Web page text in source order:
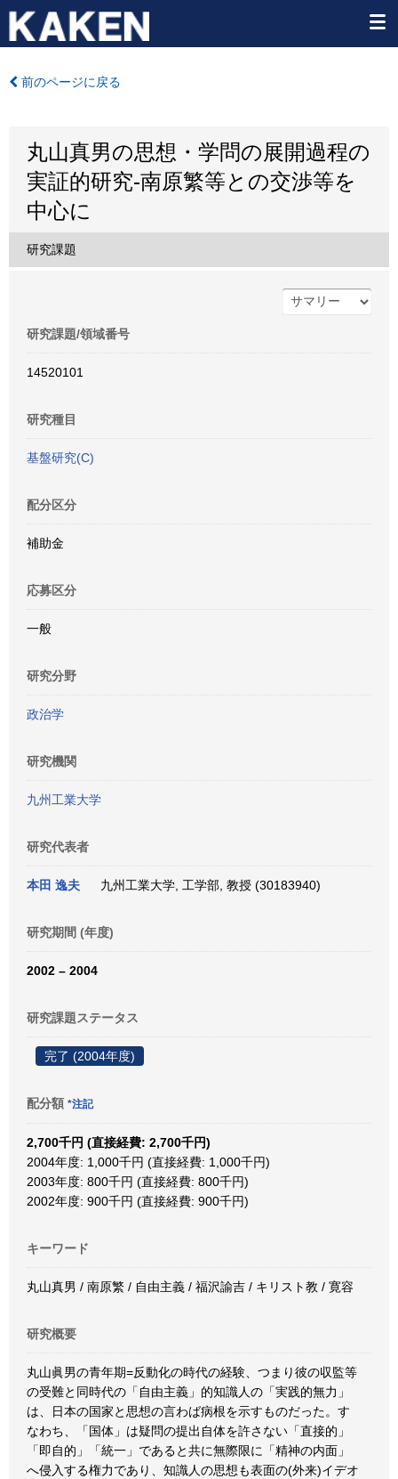
前のページに戻る
丸山真男の思想・学問の展開過程の
実証的研究-南原繁等との交渉等を
中心に
研究課題
研究課題/領域番号
14520101
研究種目
基盤研究(C)
配分区分
補助金
応募区分
一般
研究分野
政治学
研究機関
九州工業大学
研究代表者
本田 逸夫 九州工業大学, 工学部, 教授 (30183940)
研究期間 (年度)
2002 – 2004
研究課題ステータス
完了 (2004年度)
配分額 *注記
2,700千円 (直接経費: 2,700千円)
2004年度: 1,000千円 (直接経費: 1,000千円)
2003年度: 800千円 (直接経費: 800千円)
2002年度: 900千円 (直接経費: 900千円)
キーワード
丸山真男 / 南原繁 / 自由主義 / 福沢諭吉 / キリスト教 / 寛容
研究概要
丸山眞男の青年期=反動化の時代の経験、つまり彼の収監等
の受難と同時代の「自由主義」的知識人の「実践的無力」
は、日本の国家と思想の言わば病根を示すものだった。す
なわち、「国体」は疑問の提出自体を許さない「直接的」
「即自的」「統一」であると共に無際限に「精神の内面」
へ侵入する権力であり、知識人の思想も表面の(外来)イデオ